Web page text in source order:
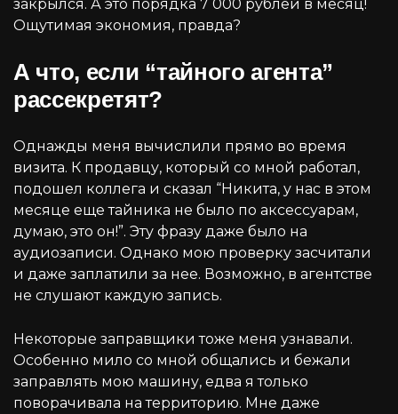
закрылся. А это порядка 7 000 рублей в месяц!
Ощутимая экономия, правда?
А что, если “тайного агента”
рассекретят?
Однажды меня вычислили прямо во время
визита. К продавцу, который со мной работал,
подошел коллега и сказал “Никита, у нас в этом
месяце еще тайника не было по аксессуарам,
думаю, это он!”. Эту фразу даже было на
аудиозаписи. Однако мою проверку засчитали
и даже заплатили за нее. Возможно, в агентстве
не слушают каждую запись.
Некоторые заправщики тоже меня узнавали.
Особенно мило со мной общались и бежали
заправлять мою машину, едва я только
поворачивала на территорию. Мне даже